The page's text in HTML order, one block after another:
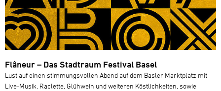
Flâneur – Das Stadtraum Festival Basel
Lust auf einen stimmungsvollen Abend auf dem Basler Marktplatz mit
Live-Musik, Raclette, Glühwein und weiteren Köstlichkeiten, sowie